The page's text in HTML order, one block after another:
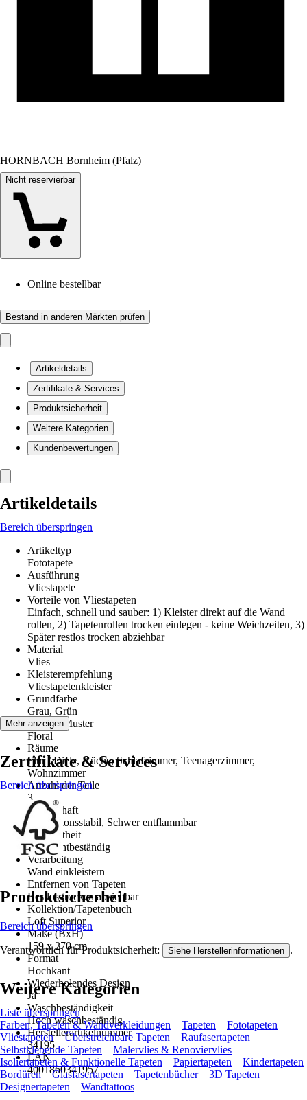
HORNBACH Bornheim (Pfalz)
Nicht reservierbar
Online bestellbar
Bestand in anderen Märkten prüfen
Artikeldetails
Zertifikate & Services
Produktsicherheit
Weitere Kategorien
Kundenbewertungen
Artikeldetails
Bereich überspringen
Artikeltyp
Fototapete
Ausführung
Vliestapete
Vorteile von Vliestapeten
Einfach, schnell und sauber: 1) Kleister direkt auf die Wand
rollen, 2) Tapetenrollen trocken einlegen - keine Weichzeiten, 3)
Später restlos trocken abziehbar
Material
Vlies
Kleisterempfehlung
Vliestapetenkleister
Grundfarbe
Grau, Grün
Dekor / Muster
Floral
Räume
Flur / Diele, Küche, Schlafzimmer, Teenagerzimmer,
Wohnzimmer
Anzahl der Teile
3
Eigenschaft
Dimensionsstabil, Schwer entflammbar
Farbechtheit
Gut Lichtbeständig
Verarbeitung
Wand einkleistern
Entfernen von Tapeten
Restlos trocken abziehbar
Kollektion/Tapetenbuch
Loft Superior
Maße (BxH)
159 x 270 cm
Format
Hochkant
Wiederholendes Design
Ja
Waschbeständigkeit
Hoch waschbeständig
Herstellerartikelnummer
34195
EAN
4001860341957
Mehr anzeigen
Zertifikate & Services
Bereich überspringen
Produktsicherheit
Bereich überspringen
Verantwortlich für Produktsicherheit: Siehe Herstellerinformationen .
Weitere Kategorien
Liste überspringen
Farben, Tapeten & Wandverkleidungen
Tapeten
Fototapeten
Vliestapeten
Überstreichbare Tapeten
Raufasertapeten
Selbstklebende Tapeten
Malervlies & Renoviervlies
Isoliertapeten & Funktionelle Tapeten
Papiertapeten
Kindertapeten
Bordüren
Glasfasertapeten Tapetenbücher
3D Tapeten
Designertapeten
Wandtattoos